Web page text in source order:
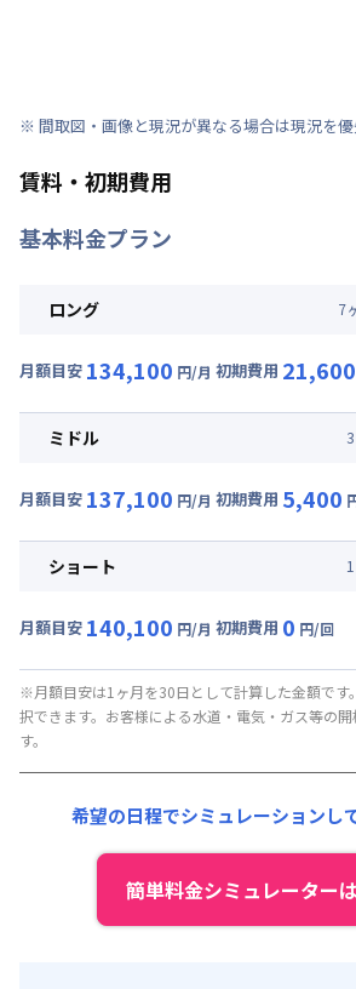
※ 間取図・画像と現況が異なる場合は現況を優
賃料・初期費用
基本料金プラン
ロング 7
月額目安 134,100 円/月 初期費用 21,600
月額賃料目安(30日利用)
光熱費他 : 21,600円/月 (720円/日)
ミドル 3
月額目安 137,100 円/月 初期費用 5,400
月額賃料目安(30日利用)
光熱費他 : 21,600円/月 (720円/日)
ショート 1
月額目安 140,100 円/月 初期費用 0 円/回
月額賃料目安(30日利用)
賃料 : 118,500円/月 (3,950円/日)
光熱費他 :
※月額目安は1ヶ月を30日として計算した金額です
択できます。お客様による水道・電気・ガス等の
す。
希望の日程でシミュレーションし
簡単料金シミュレーター